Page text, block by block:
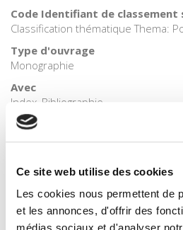
Ce site web utilise des cookies
Les cookies nous permettent de
et les annonces, d'offrir des
Code Identifiant de classement
Classification thématique Thema:
Type d'ouvrage
Monographie
Avec
Index, Bibliographie